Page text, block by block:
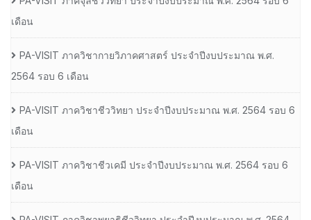
เดือน
PA-VISIT ภาควิชากายวิภาคศาสตร์ ประจำปีงบประมาณ พ.ศ.
2564 รอบ 6 เดือน
PA-VISIT ภาควิชาชีววิทยา ประจำปีงบประมาณ พ.ศ. 2564 รอบ 6
เดือน
PA-VISIT ภาควิชาชีวเคมี ประจำปีงบประมาณ พ.ศ. 2564 รอบ 6
เดือน